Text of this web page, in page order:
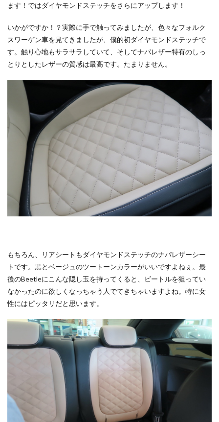
ます！ではダイヤモンドステッチをさらにアップします！
いかがですか！？実際に手で触ってみましたが、色々なフォルク
スワーゲン車を見てきましたが、僕的初ダイヤモンドステッチで
す。触り心地もサラサラしていて、そしてナパレザー特有のしっ
とりとしたレザーの質感は最高です。たまりません。
もちろん、リアシートもダイヤモンドステッチのナパレザーシー
トです。黒とベージュのツートーンカラーがいいですよねぇ。最
後のBeetleにこんな隠し玉を持ってくると、ビートルを狙ってい
なかったのに欲しくなっちゃう人でてきちゃいますよね。特に女
性にはピッタリだと思います。